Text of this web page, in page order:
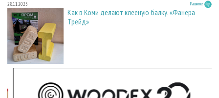
28.11.2025 Развитие
Как в Коми делают клееную балку. «Фанера
Трейд»